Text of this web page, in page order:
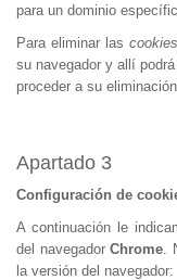
para un dominio
Para eliminar lascookies
su navegador y allí
proceder a su
Apartado 3
Configuración de
A continuación le
del navegadorChrome.
la versión del navegador: